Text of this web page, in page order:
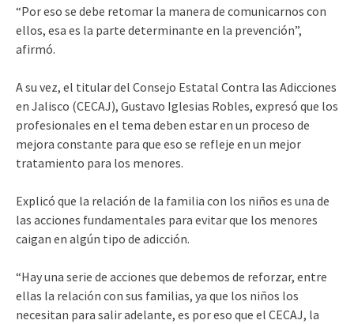
“Por eso se debe retomar la manera de comunicarnos con
ellos, esa es la parte determinante en la prevención”,
afirmó.
A su vez, el titular del Consejo Estatal Contra las Adicciones
en Jalisco (CECAJ), Gustavo Iglesias Robles, expresó que los
profesionales en el tema deben estar en un proceso de
mejora constante para que eso se refleje en un mejor
tratamiento para los menores.
Explicó que la relación de la familia con los niños es una de
las acciones fundamentales para evitar que los menores
caigan en algún tipo de adicción.
“Hay una serie de acciones que debemos de reforzar, entre
ellas la relación con sus familias, ya que los niños los
necesitan para salir adelante, es por eso que el CECAJ, la